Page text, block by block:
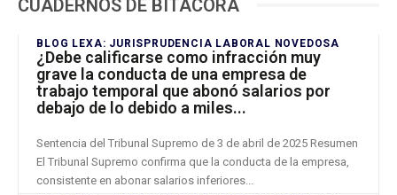
CUADERNOS DE BITÁCORA
BLOG LEXA: JURISPRUDENCIA LABORAL NOVEDOSA
¿Debe calificarse como infracción muy
grave la conducta de una empresa de
trabajo temporal que abonó salarios por
debajo de lo debido a miles...
Sentencia del Tribunal Supremo de 3 de abril de 2025 Resumen
El Tribunal Supremo confirma que la conducta de la empresa,
consistente en abonar salarios inferiores...